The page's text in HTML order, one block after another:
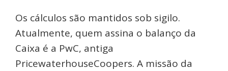
Os cálculos são mantidos sob sigilo.
Atualmente, quem assina o balanço da
Caixa é a PwC, antiga
PricewaterhouseCoopers. A missão da